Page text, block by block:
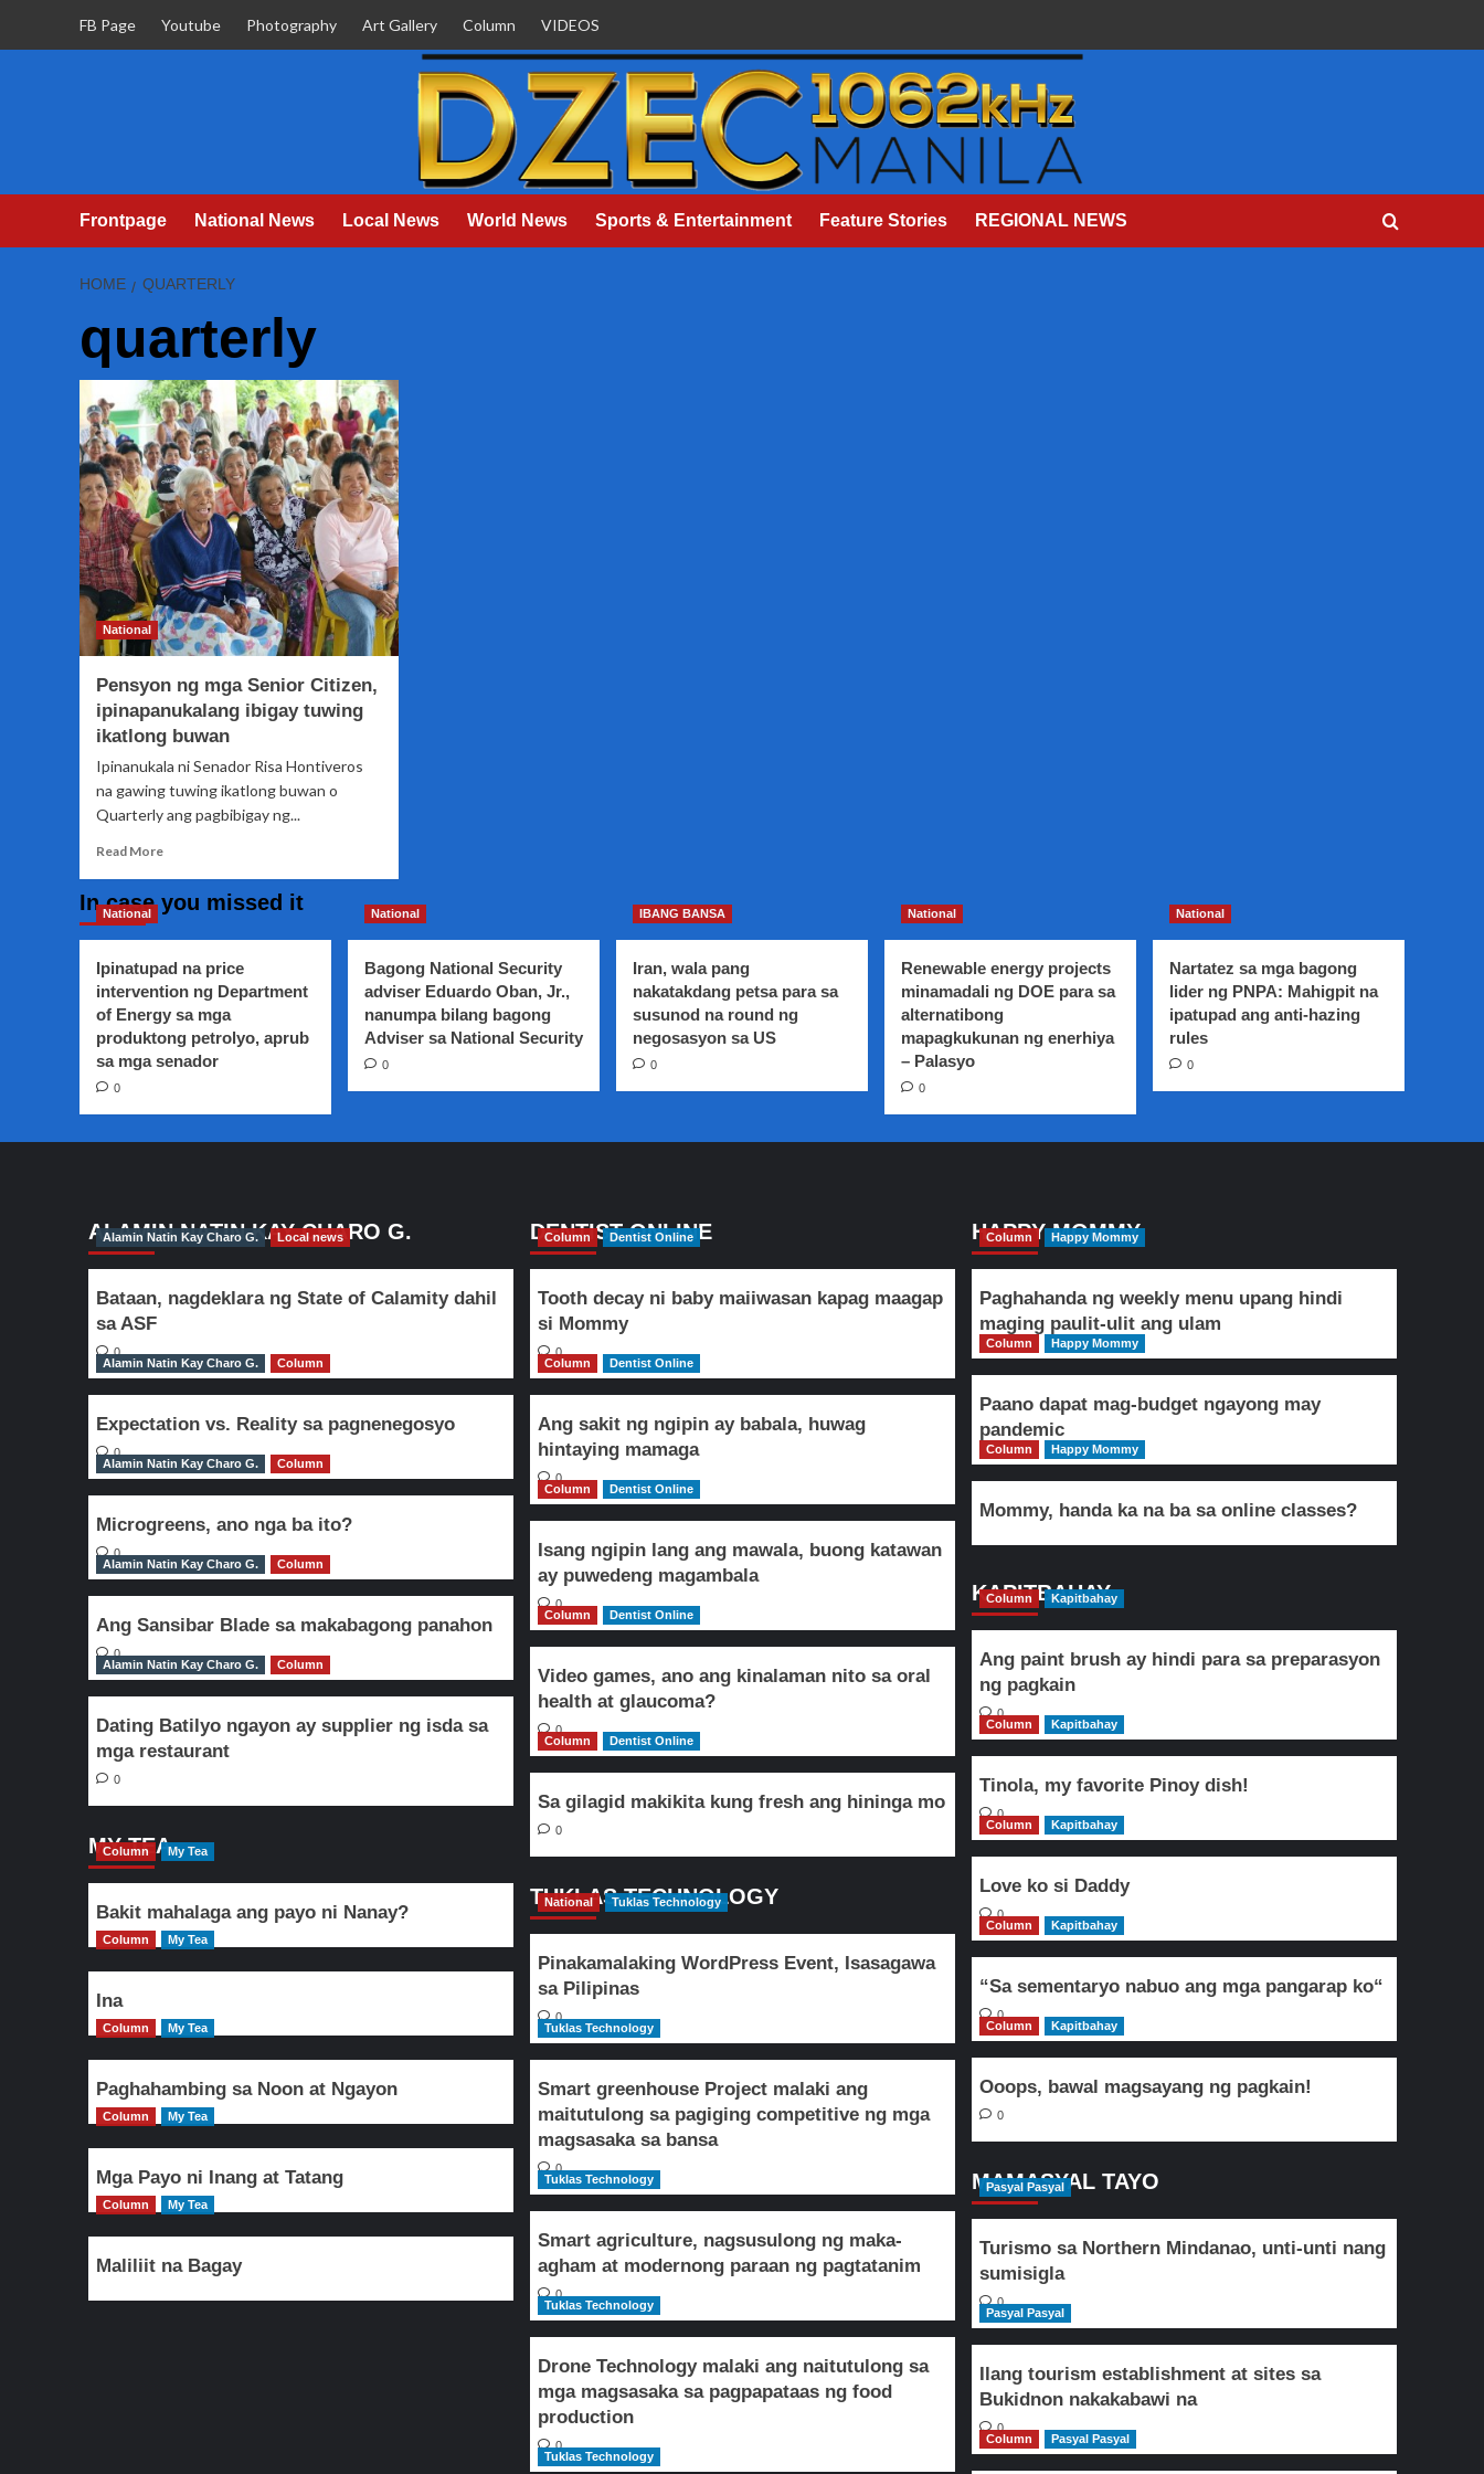
FB Page Youtube Photography Art Gallery Column VIDEOS
Frontpage National News Local News World News Sports & Entertainment Feature Stories REGIONAL NEWS
HOME QUARTERLY
quarterly
National
Pensyon ng mga Senior Citizen,
ipinapanukalang ibigay tuwing
ikatlong buwan
Ipinanukala ni Senador Risa Hontiveros
na gawing tuwing ikatlong buwan o
Quarterly ang pagbibigay ng...
Read MoreRead
Pensyon
Senior
Citizen,
ipinapanukalang
ibigay
tuwing
In case you missed it
National
Ipinatupad na price
intervention ng Department
of Energy sa mga
produktong petrolyo, aprub
sa mga senador
0
National
Bagong National Security
adviser Eduardo Oban, Jr.,
nanumpa bilang bagong
Adviser sa National Security
0
IBANG BANSA
Iran, wala pang
nakatakdang petsa para sa
susunod na round ng
negosasyon sa US
0
National
Renewable energy projects
minamadali ng DOE para sa
alternatibong
mapagkukunan ng enerhiya
– Palasyo
0
National
Nartatez sa mga bagong
lider ng PNPA: Mahigpit na
ipatupad ang anti-hazing
rules
0
ALAMIN NATIN KAY CHARO G.
Alamin Natin Kay Charo G. Local news
Bataan, nagdeklara ng State of Calamity dahil
sa ASF
0
Alamin Natin Kay Charo G.
Column
Expectation vs. Reality sa pagnenegosyo
0
Alamin Natin Kay Charo G.
Column
Microgreens, ano nga ba ito?
0
Alamin Natin Kay Charo G.
Column
Ang Sansibar Blade sa makabagong panahon
0
Alamin Natin Kay Charo G.
Column
Dating Batilyo ngayon ay supplier ng isda sa
mga restaurant
0
MY TEA
Column My Tea
Bakit mahalaga ang payo ni Nanay?
Column My Tea
Ina
Column My Tea
Paghahambing sa Noon at Ngayon
Column My Tea
Mga Payo ni Inang at Tatang
Column My Tea
Maliliit na Bagay
DENTIST ONLINE
Column Dentist Online
Tooth decay ni baby maiiwasan kapag maagap
si Mommy
0
Column
Dentist Online
Ang sakit ng ngipin ay babala, huwag
hintaying mamaga
0
Column
Dentist Online
Isang ngipin lang ang mawala, buong katawan
ay puwedeng magambala
0
Column
Dentist Online
Video games, ano ang kinalaman nito sa oral
health at glaucoma?
0
Column
Dentist Online
Sa gilagid makikita kung fresh ang hininga mo
0
TUKLAS TECHNOLOGY
National Tuklas Technology
Pinakamalaking WordPress Event, Isasagawa
sa Pilipinas
0
Tuklas Technology
Smart greenhouse Project malaki ang
maitutulong sa pagiging competitive ng mga
magsasaka sa bansa
0
Tuklas Technology
Smart agriculture, nagsusulong ng maka-
agham at modernong paraan ng pagtatanim
0
Tuklas Technology
Drone Technology malaki ang naitutulong sa
mga magsasaka sa pagpapataas ng food
production
0
Tuklas Technology
HAPPY MOMMY
Column Happy Mommy
Paghahanda ng weekly menu upang hindi
maging paulit-ulit ang ulam
Column Happy Mommy
Paano dapat mag-budget ngayong may
pandemic
Column Happy Mommy
Mommy, handa ka na ba sa online classes?
KAPITBAHAY
Column Kapitbahay
Ang paint brush ay hindi para sa preparasyon
ng pagkain
0
Column
Kapitbahay
Tinola, my favorite Pinoy dish!
0
Column
Kapitbahay
Love ko si Daddy
0
Column
Kapitbahay
“Sa sementaryo nabuo ang mga pangarap ko“
0
Column
Kapitbahay
Ooops, bawal magsayang ng pagkain!
0
MAMASYAL TAYO
Pasyal Pasyal
Turismo sa Northern Mindanao, unti-unti nang
sumisigla
0
Pasyal Pasyal
Ilang tourism establishment at sites sa
Bukidnon nakakabawi na
0
Column
Pasyal Pasyal